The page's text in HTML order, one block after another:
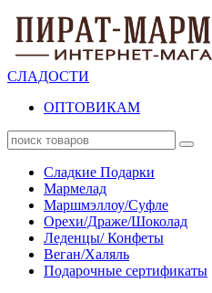
СЛАДОСТИ
ОПТОВИКАМ
Сладкие Подарки
Мармелад
Маршмэллоу/Суфле
Орехи/Драже/Шоколад
Леденцы/ Конфеты
Веган/Халяль
Подарочные сертификаты